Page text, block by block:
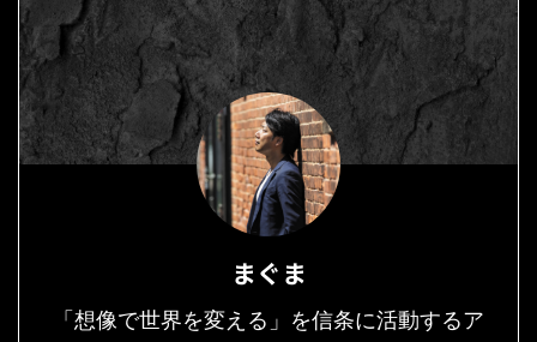
まぐま
「想像で世界を変える」を信条に活動するア